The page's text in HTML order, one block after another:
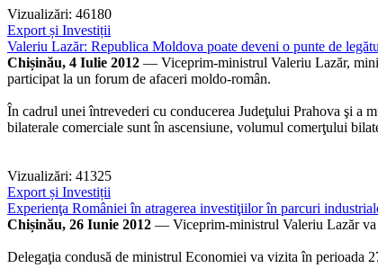
Vizualizări: 46180
Export și Investiții
Valeriu Lazăr: Republica Moldova poate deveni o punte de
Chișinău, 4 Iulie 2012 — Viceprim-ministrul Valeriu Lazăr,
participat la un forum de afaceri moldo-român.
În cadrul unei întrevederi cu conducerea Judeţului Prahova şi a
bilaterale comerciale sunt în ascensiune, volumul comerţului
Vizualizări: 41325
Export și Investiții
Experienţa României în atragerea investiţiilor în parcuri
Chișinău, 26 Iunie 2012 — Viceprim-ministrul Valeriu Lazăr va
Delegaţia condusă de ministrul Economiei va vizita în